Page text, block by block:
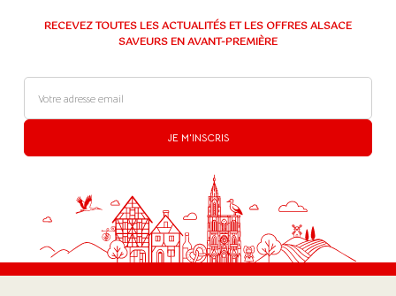
RECEVEZ TOUTES LES ACTUALITÉS ET LES OFFRES ALSACE
SAVEURS EN AVANT-PREMIÈRE
JE M'INSCRIS